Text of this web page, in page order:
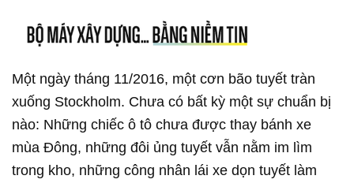
Một ngày tháng 11/2016, một cơn bão tuyết tràn
xuống Stockholm. Chưa có bất kỳ một sự chuẩn bị
nào: Những chiếc ô tô chưa được thay bánh xe
mùa Đông, những đôi ủng tuyết vẫn nằm im lìm
trong kho, những công nhân lái xe dọn tuyết làm